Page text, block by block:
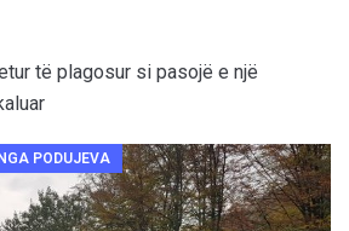
të plagosur si pasojë e një
PODUJEVA